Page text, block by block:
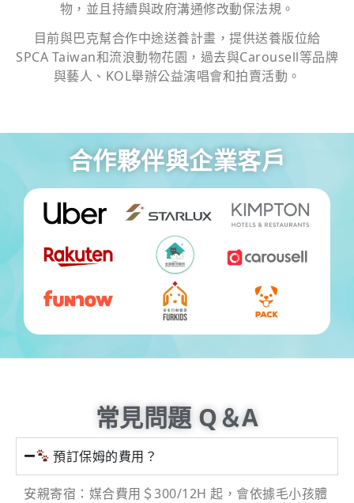
物，並且持續與政府溝通修改動保法規。
目前與巴克幫合作中途送養計畫，提供送養版位給
SPCA Taiwan和流浪動物花園，過去與Carousell等品牌
與藝人、KOL舉辦公益演唱會和拍賣活動。
合作夥伴與企業客戶
常見問題 Q＆A
預訂保姆的費用？
安親寄宿：媒合費用＄300/12H 起，會依據毛小孩體